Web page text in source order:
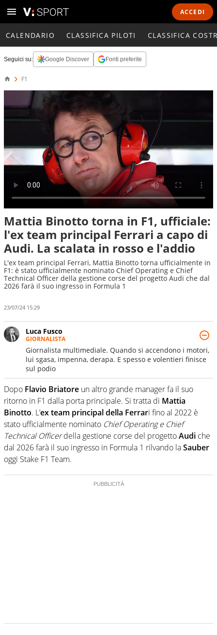
ACCEDI
CALENDARIO CLASSIFICA PILOTI CLASSIFICA
Seguici su: Google Discover Fonti preferite
F1
Mattia Binotto torna in F1, ufficiale:
l'ex team principal Ferrari a capo di
Audi. La scalata in rosso e l'addio
L'ex team principal Ferrari, Mattia Binotto torna ufficialmente in
F1: è stato ufficialmente nominato Chief Operating e Chief
Technical Officer della gestione corse del progetto Audi che dal
2026 farà il suo ingresso in Formula 1
23/07/24 15:29
Luca Fusco
GIORNALISTA
Giornalista multimediale. Quando si accendono i motori,
lui sgasa, impenna, derapa. E spesso e volentieri finisce
sul podio
Dopo Flavio Briatore un altro grande manager fa il suo
ritorno in F1 dalla porta principale. Si tratta di Mattia
Binotto. L’ex team principal della Ferrari fino al 2022 è
stato ufficialmente nominato Chief Operating e Chief
Technical Officerdella gestione corse del progettoAudi che
dal 2026 farà il suo ingresso in Formula 1 rilvando laSauber
oggi Stake F1 Team.